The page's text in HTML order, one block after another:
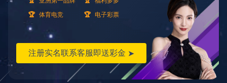
TF3合1潜水泵
产品描述